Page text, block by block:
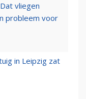
vliegen
probleem voor
in Leipzig zat